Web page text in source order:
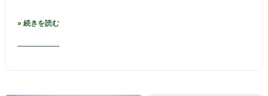
» 続きを読む